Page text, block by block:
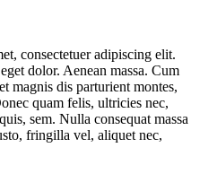
consectetuer adipiscing elit.
dolor. Aenean massa. Cum
magnis dis parturient montes,
quam felis, ultricies nec,
sem. Nulla consequat massa
fringilla vel, aliquet nec,